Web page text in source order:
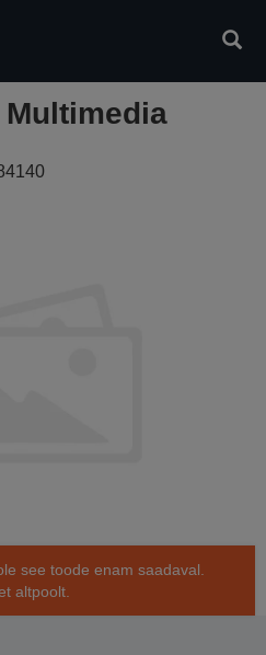
Multimedia
see toode enam saadaval.
altpoolt.